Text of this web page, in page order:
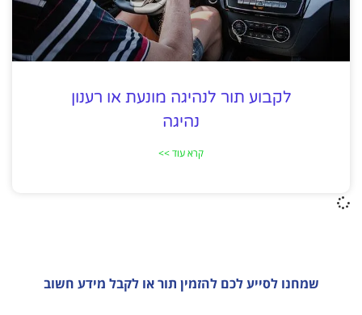
לקבוע תור לנהיגה מונעת או רענון
נהיגה
קרא עוד >>
שמחנו לסייע לכם להזמין תור או לקבל מידע חשוב